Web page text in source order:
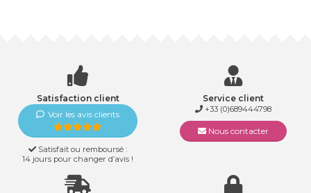
Satisfaction client
Voir les avis clients
Satisfait ou remboursé :
14 jours pour changer d’avis !
Service client
+33 (0)689444798
Nous contacter